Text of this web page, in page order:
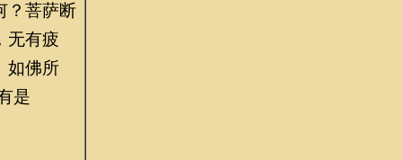
？菩萨断
无有疲
如佛所
是